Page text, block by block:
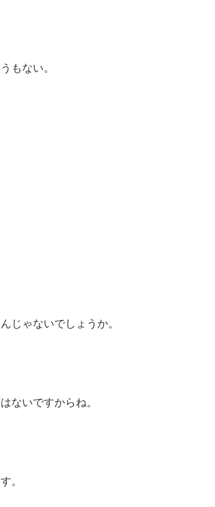
もない。
じゃないでしょうか。
ないですからね。
。